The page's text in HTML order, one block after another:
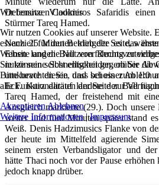
Defensive Vladimiros Safaridis
Stürmer Tareq Hamed.
Nach 25 Minuten klingelte es das
Einen langen Ball von
nutze seine Schnelligkeit gegenüber
umkurvte diesen und schoss zum 1:0
Eck. Kurz darauf landete der Ball
Tareq Hamed, der freistehend mit
Ausgleich markierte (29.). Doch unsere
weiter und fünf Minuten später stand
Weiß. Denis Hadzimusics Flanke von
der heute im Mittelfeld agierende
seinem ersten Verbandsligator und
hätte Thaci noch vor der Pause
jedoch knapp drüber.
Wir benutzen Cookies
Wir nutzen Cookies auf unserer Website.
essenziell für den Betrieb der Seite,
Website und die Nutzererfahrung zu
Sie können selbst entscheiden, ob Sie die
Bitte beachten Sie, dass bei einer
alle Funktionalitäten der Seite zur
Akzeptieren Ablehnen
Weitere Informationen|Impressum